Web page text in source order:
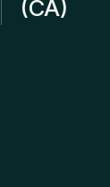
(CA)